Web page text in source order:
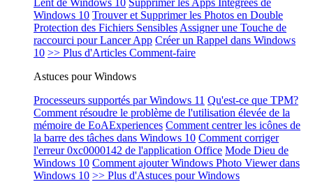
Lent de Windows 10 Supprimer les Apps Intégrées de
Windows 10 Trouver et Supprimer les Photos en Double
Protection des Fichiers Sensibles Assigner une Touche de
raccourci pour Lancer App Créer un Rappel dans Windows
10 >> Plus d'Articles Comment-faire
Astuces pour Windows
Processeurs supportés par Windows 11 Qu'est-ce que TPM?
Comment résoudre le problème de l'utilisation élevée de la
mémoire de EoAExperiences Comment centrer les icônes de
la barre des tâches dans Windows 10 Comment corriger
l'erreur 0xc0000142 de l'application Office Mode Dieu de
Windows 10 Comment ajouter Windows Photo Viewer dans
Windows 10 >> Plus d'Astuces pour Windows